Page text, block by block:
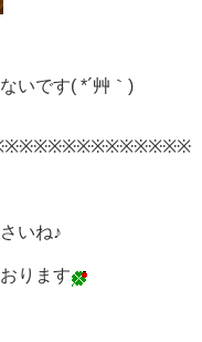
いです( *´艸｀)
いね♪
ります